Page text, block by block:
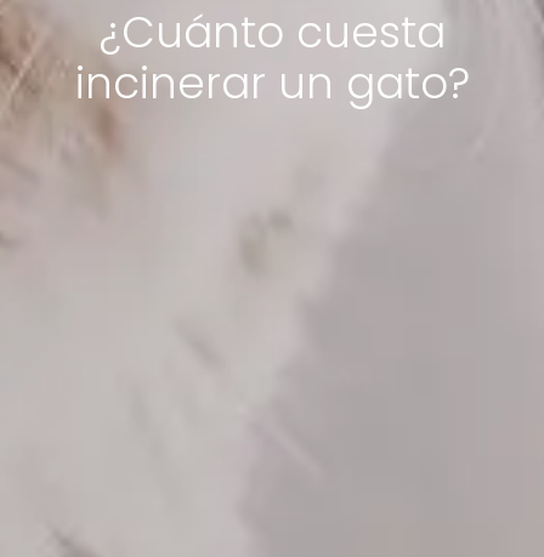
¿Cuánto cuesta
incinerar un gato?